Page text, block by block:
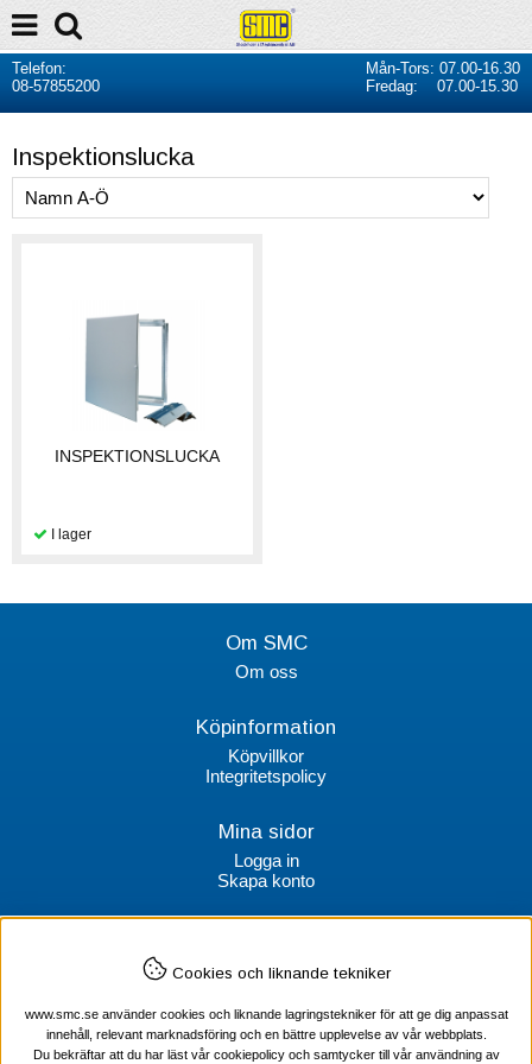
Telefon:
08-57855200
Mån-Tors: 07.00-16.30
Fredag: 07.00-15.30
Inspektionslucka
INSPEKTIONSLUCKA
Om SMC
Om oss
Köpinformation
Köpvillkor
Integritetspolicy
Mina sidor
Logga in
Skapa konto
SMC Stockholms Maskincentral AB
100 64 Stockholm
Tel Verktyg: 08-578 55 230
Cookies och liknande tekniker
www.smc.se använder cookies och liknande lagringstekniker för att ge dig anpassat
innehåll, relevant marknadsföring och en bättre upplevelse av vår webbplats.
Du bekräftar att du har läst vår cookiepolicy och samtycker till vår användning av